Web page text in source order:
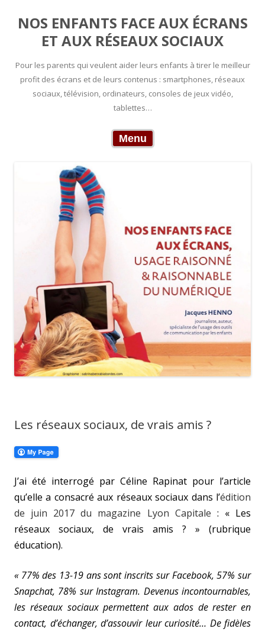
NOS ENFANTS FACE AUX ÉCRANS
ET AUX RÉSEAUX SOCIAUX
Pour les parents qui veulent aider leurs enfants à tirer le meilleur
profit des écrans et de leurs contenus : smartphones, réseaux
sociaux, télévision, ordinateurs, consoles de jeux vidéo,
tablettes…
Menu
Les réseaux sociaux, de vrais amis ?
J’ai été interrogé par Céline Rapinat pour l’article
qu’elle a consacré aux réseaux sociaux dans l’édition
de juin 2017 du magazine Lyon Capitale : « Les
réseaux sociaux, de vrais amis ? » (rubrique
éducation).
« 77% des 13-19 ans sont inscrits sur Facebook, 57% sur
Snapchat, 78% sur Instagram. Devenus incontournables,
les réseaux sociaux permettent aux ados de rester en
contact, d’échanger, d’assouvir leur curiosité… De fidèles